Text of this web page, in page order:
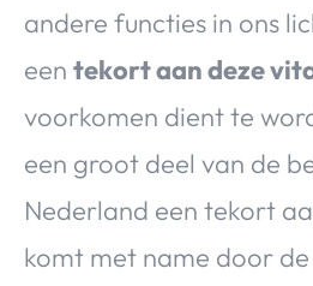
andere functies in ons
een tekort aan deze
voorkomen dient te
een groot deel van de
Nederland een tekort
komt met name door